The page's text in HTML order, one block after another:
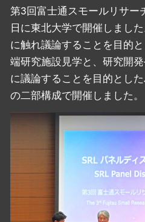
第3回富士通スモールリサー
日に東北大学で開催しまし
に触れ議論することを目的
端研究施設見学と、研究開
に議論することを目的とし
の二部構成で開催しました。